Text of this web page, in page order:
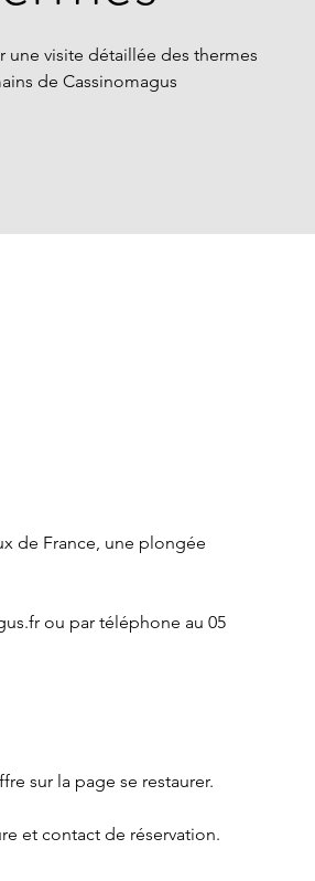
une visite détaillée des thermes
de Cassinomagus
de France, une plongée
ou par téléphone au 05
sur la page se restaurer.
et contact de réservation.